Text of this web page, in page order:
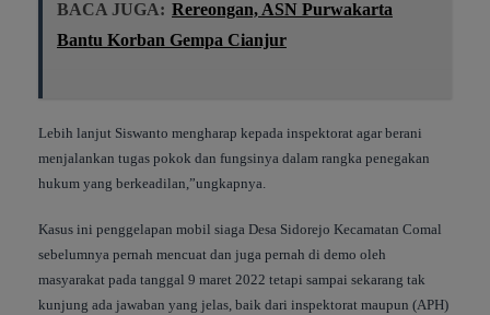
BACA JUGA: Rereongan, ASN Purwakarta
Bantu Korban Gempa Cianjur
Lebih lanjut Siswanto mengharap kepada inspektorat agar berani
menjalankan tugas pokok dan fungsinya dalam rangka penegakan
hukum yang berkeadilan,”ungkapnya.
Kasus ini penggelapan mobil siaga Desa Sidorejo Kecamatan Comal
sebelumnya pernah mencuat dan juga pernah di demo oleh
masyarakat pada tanggal 9 maret 2022 tetapi sampai sekarang tak
kunjung ada jawaban yang jelas, baik dari inspektorat maupun (APH)